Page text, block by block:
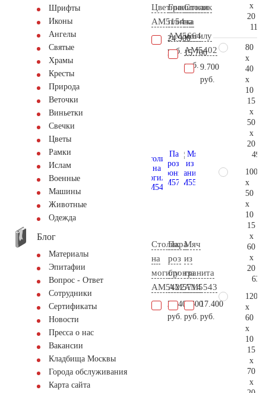
Шрифты
Иконы
Ангелы
Святые
Храмы
Кресты
Природа
Веточки
Виньетки
Свечки
Цветы
Рамки
Ислам
Военные
Машины
Животные
Одежда
Блог
Материалы
Эпитафии
Вопрос - Ответ
Сотрудники
Сертификаты
Новости
Пресса о нас
Вакансии
Кладбища Москвы
Города обслуживания
Карта сайта
Цветник
AM5154
24.900
руб.
Гранитная
плитка
AM5664
15.700
руб.
Столик
на
могилу
AM5402
9.700
руб.
Столик
на
могилу
AM5422
27.400
руб.
Пара
роз
бронза
AM5714
8.600
руб.
Мяч
из
гранита
AM5543
17.400
руб.
x
20
80
x
40
x
10
15
x
50
x
20
100
x
50
x
10
15
x
60
x
20
120
x
60
x
10
15
x
70
x